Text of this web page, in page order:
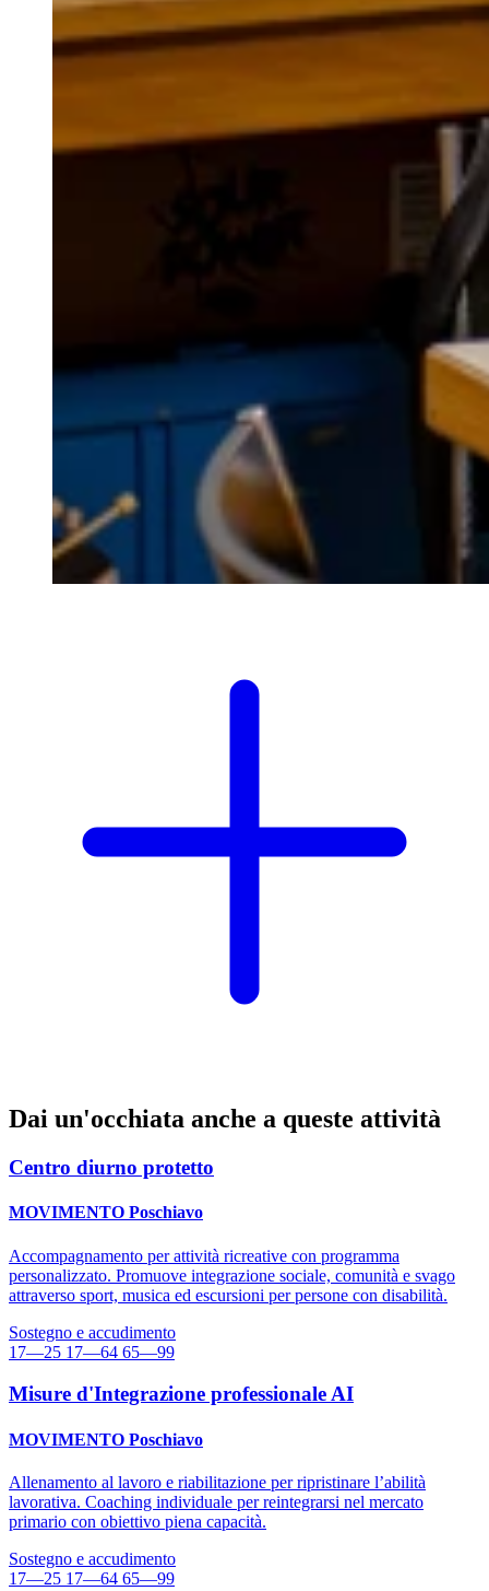
Dai un'occhiata anche a queste attività
Centro diurno protetto
MOVIMENTO Poschiavo
Accompagnamento per attività ricreative con programma
personalizzato. Promuove integrazione sociale, comunità e svago
attraverso sport, musica ed escursioni per persone con disabilità.
Sostegno e accudimento
17—25 17—64 65—99
Misure d'Integrazione professionale AI
MOVIMENTO Poschiavo
Allenamento al lavoro e riabilitazione per ripristinare l’abilità
lavorativa. Coaching individuale per reintegrarsi nel mercato
primario con obiettivo piena capacità.
Sostegno e accudimento
17—25 17—64 65—99